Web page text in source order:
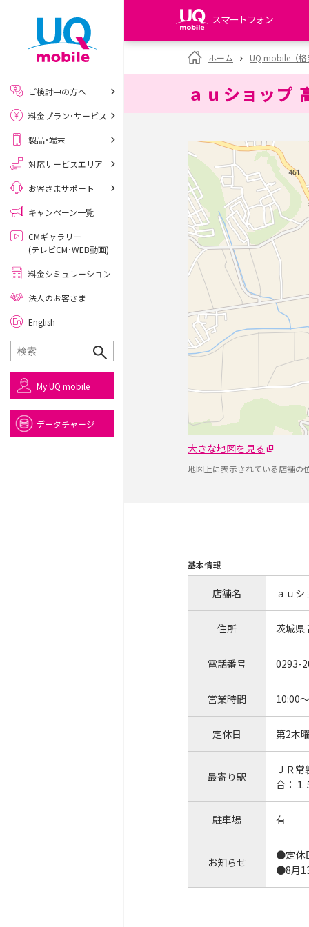
スマートフォン
my UQ WiMAX
UQ WiMAX ご契約の方
My UQ mobile
UQ mobile
データチャージサイト
ホーム UQ mobile（
ａｕショップ
大きな地図を見る
地図上に表示されている店舗の
基本情報
店舗名 ａｕ
住所 茨城県
電話番号 0293-
営業時間 10:00
定休日 第2木
最寄り駅
ＪＲ
合：１
駐車場 有
お知らせ
●定休
●8月
ご検討中の方へ
料金プラン･サービス
製品･端末
対応サービスエリア
お客さまサポート
キャンペーン一覧
CMギャラリー
(テレビCM･WEB動画)
料金シミュレーション
法人のお客さま
English
My UQ mobile
データチャージ